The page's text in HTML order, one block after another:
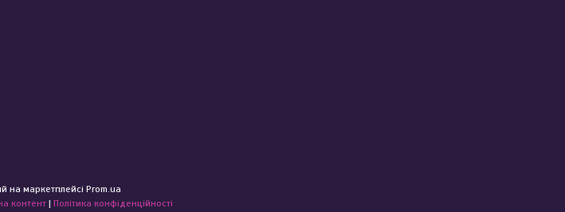
на маркетплейсі Prom.ua
контент | Політика конфіденційності